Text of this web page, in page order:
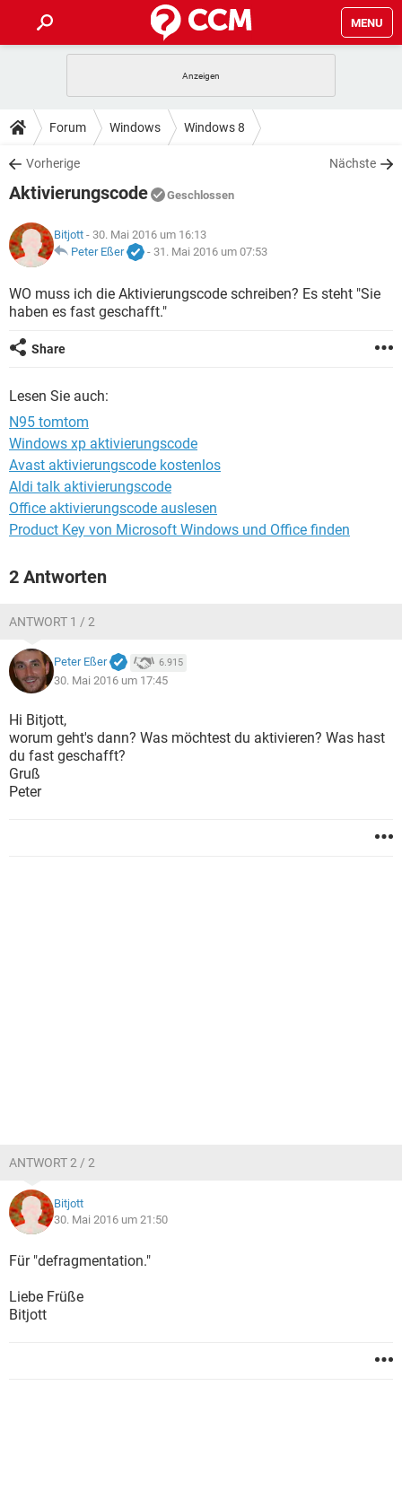
MENU
ANDROID IOS
WINDOWS 10
WHATSAPP TIKTOK
FACEBOOK
TIPPS & TRICKS
SPIELE STREAMING
WHATSAPP
FACEBOOK
DOWNLOADS
SPIELE STREAMING
ANDROID
WINDOWS 10 INSTAGRAM
WHATSAPP TIKTOK
FACEBOOK
SPIELE
ANDROID
WINDOWS 10 INSTAGRAM
LEXIKON
SPIELE STREAMING
ANDROID
WINDOWS 10
Forum Windows Windows 8
Vorherige Nächste
Aktivierungscode Geschlossen
Bitjott - 30. Mai 2016 um 16:13
Peter Eßer
- 31. Mai 2016 um 07:53
WO muss ich die Aktivierungscode schreiben? Es steht "Sie
haben es fast geschafft."
Share
Lesen Sie auch:
N95 tomtom
Windows xp aktivierungscode
Avast aktivierungscode kostenlos
Aldi talk aktivierungscode
Office aktivierungscode auslesen
Product Key von Microsoft Windows und Office finden
2 Antworten
ANTWORT 1 / 2
Peter Eßer 6.915
30. Mai 2016 um 17:45
Hi Bitjott,
worum geht's dann? Was möchtest du aktivieren? Was hast
du fast geschafft?
Gruß
Peter
ANTWORT 2 / 2
Bitjott
30. Mai 2016 um 21:50
Für "defragmentation."
Liebe Früße
Bitjott